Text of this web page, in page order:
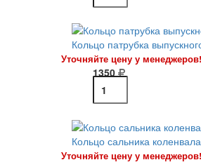
Кольцо патрубка
Уточняйте цену у менеджеров!
1350
Кольцо сальника
Уточняйте цену у менеджеров!